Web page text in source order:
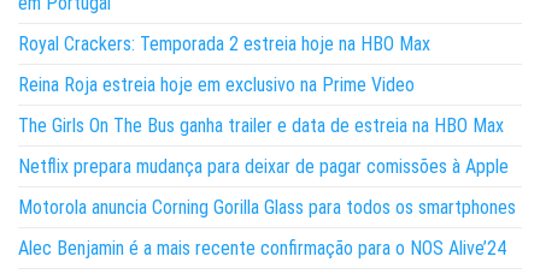
Royal Crackers: Temporada 2 estreia hoje na HBO Max
Reina Roja estreia hoje em exclusivo na Prime Video
The Girls On The Bus ganha trailer e data de estreia na HBO Max
Netflix prepara mudança para deixar de pagar comissões à Apple
Motorola anuncia Corning Gorilla Glass para todos os smartphones
Alec Benjamin é a mais recente confirmação para o NOS Alive’24